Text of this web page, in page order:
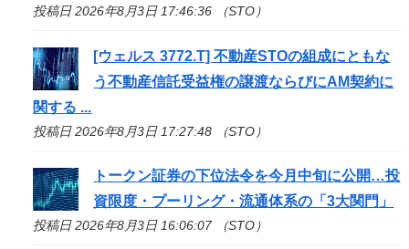
投稿日 2026年8月3日 17:46:36 （STO）
[ウェルス 3772.T] 不動産STOの組成にともな
う不動産信託受益権の譲渡ならびにAM契約に
関する ...
投稿日 2026年8月3日 17:27:48 （STO）
トークン証券の下位法令を今月中旬に公開…投
資限度・プーリング・流通体系の「3大関門」
投稿日 2026年8月3日 16:06:07 （STO）